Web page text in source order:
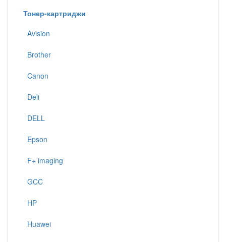
Тонер-картриджи
Avision
Brother
Canon
Deli
DELL
Epson
F+ imaging
GCC
HP
Huawei